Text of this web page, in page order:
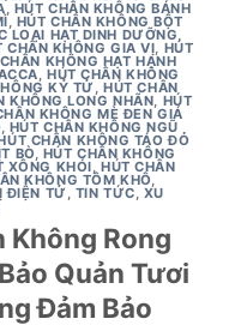
, HÚT CHÂN KHÔNG BÁNH
, HÚT CHÂN KHÔNG BỘT
LOẠI HẠT DINH DƯỠNG,
CHÂN KHÔNG GIA VỊ, HÚT
KHÔNG HẠT HẠNH
,HÚT CHÂN KHÔNG
KỶ TỬ ,HÚT CHÂN
KHÔNG LONG NHÃN, HÚT
KHÔNG MÈ ĐEN GIÁ
, HÚT CHÂN KHÔNG NGŨ
CHÂN KHÔNG TÁO ĐỎ
BÒ, HÚT CHÂN KHÔNG
XÔNG KHÓI, HÚT CHÂN
KHÔNG TÔM KHÔ,
ĐIỆN TỬ , TIN TỨC, XU
Không Rong
Quản Tươi
Đảm Bảo